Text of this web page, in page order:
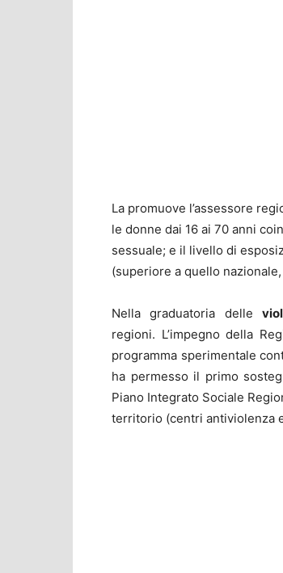
La promuove l’assessore
le donne dai 16 ai 70 anni
sessuale; e il livello di
(superiore a quello nazionale,
Nella graduatoria delle
regioni. L’impegno della
programma sperimentale
ha permesso il primo
Piano Integrato Sociale
territorio (centri antiviolenza